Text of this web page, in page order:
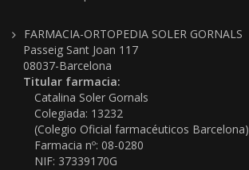
FARMACIA-ORTOPEDIA SOLER GORNALS
Passeig Sant Joan 117
08037-Barcelona
Titular farmacia:
Catalina Soler Gornals
Colegiada: 13232
(Colegio Oficial farmacéuticos Barcelona)
Farmacia nº: 08-0280
NIF: 37339170G